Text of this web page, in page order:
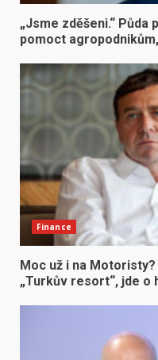
„Jsme zděšeni.“ Půda
pomoct
Finance
Moc už i na
„Turkův resort“, jde o